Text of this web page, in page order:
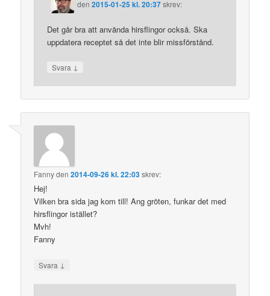
den2015-01-25 kl. 20:37skrev:
Det går bra att använda hirsflingor också. Ska
uppdatera receptet så det inte blir missförstånd.
Svara ↓
Fannyden2014-09-26 kl. 22:03skrev:
Hej!
Vilken bra sida jag kom till! Ang gröten, funkar det med
hirsflingor istället?
Mvh!
Fanny
Svara ↓